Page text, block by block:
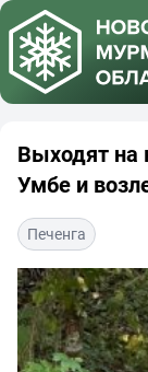
Выходят на
Умбе и
Печенга